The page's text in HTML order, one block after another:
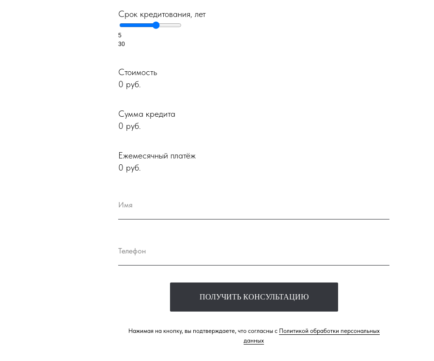
Срок кредитования, лет
5
30
Стоимость
0 руб.
Сумма кредита
0 руб.
Ежемесячный платёж
0 руб.
Имя
Телефон
ПОЛУЧИТЬ КОНСУЛЬТАЦИЮ
Нажимая на кнопку, вы подтверждаете, что согласны с Политикой обработки персональных
данных